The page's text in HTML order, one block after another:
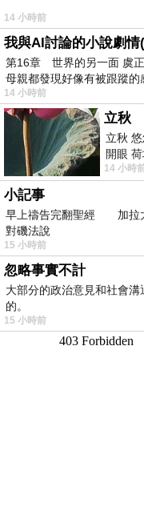
14 小時前
我與AI討論的小說劇情
第16章 世界的另一面 虞
母親都發現好像有被跟蹤的
14 小時前
立秋
立秋
開眼
望 風中
14 小時
小記事
早上禱告完翻聖經 加拉
對磯法說
15 小時前
忽略事實不計
大部分的政治意見和社會
的。
15 小時前